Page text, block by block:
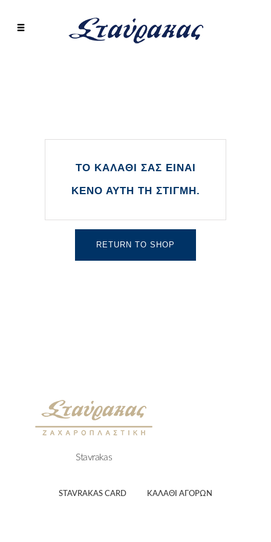
ΤΟ ΚΑΛΆΘΙ ΣΑΣ ΕΊΝΑΙ
ΚΕΝΌ ΑΥΤΉ ΤΗ ΣΤΙΓΜΉ.
RETURN TO SHOP
Stavrakas
STAVRAKAS CARD ΚΑΛΑΘΙ ΑΓΟΡΏΝ